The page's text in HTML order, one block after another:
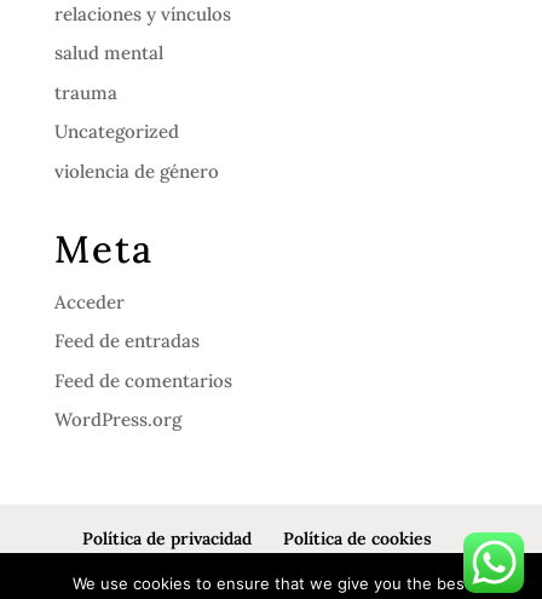
relaciones y vínculos
salud mental
trauma
Uncategorized
violencia de género
Meta
Acceder
Feed de entradas
Feed de comentarios
WordPress.org
Política de privacidad
Política de cookies
We use cookies to ensure that we give you the best